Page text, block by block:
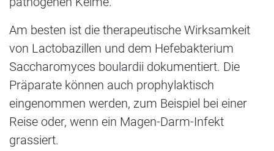
Am besten ist die therapeutische Wirksamkeit
von Lactobazillen und dem Hefebakterium
Saccharomyces boulardii dokumentiert. Die
Präparate können auch prophylaktisch
eingenommen werden, zum Beispiel bei einer
Reise oder, wenn ein Magen-Darm-Infekt
grassiert.